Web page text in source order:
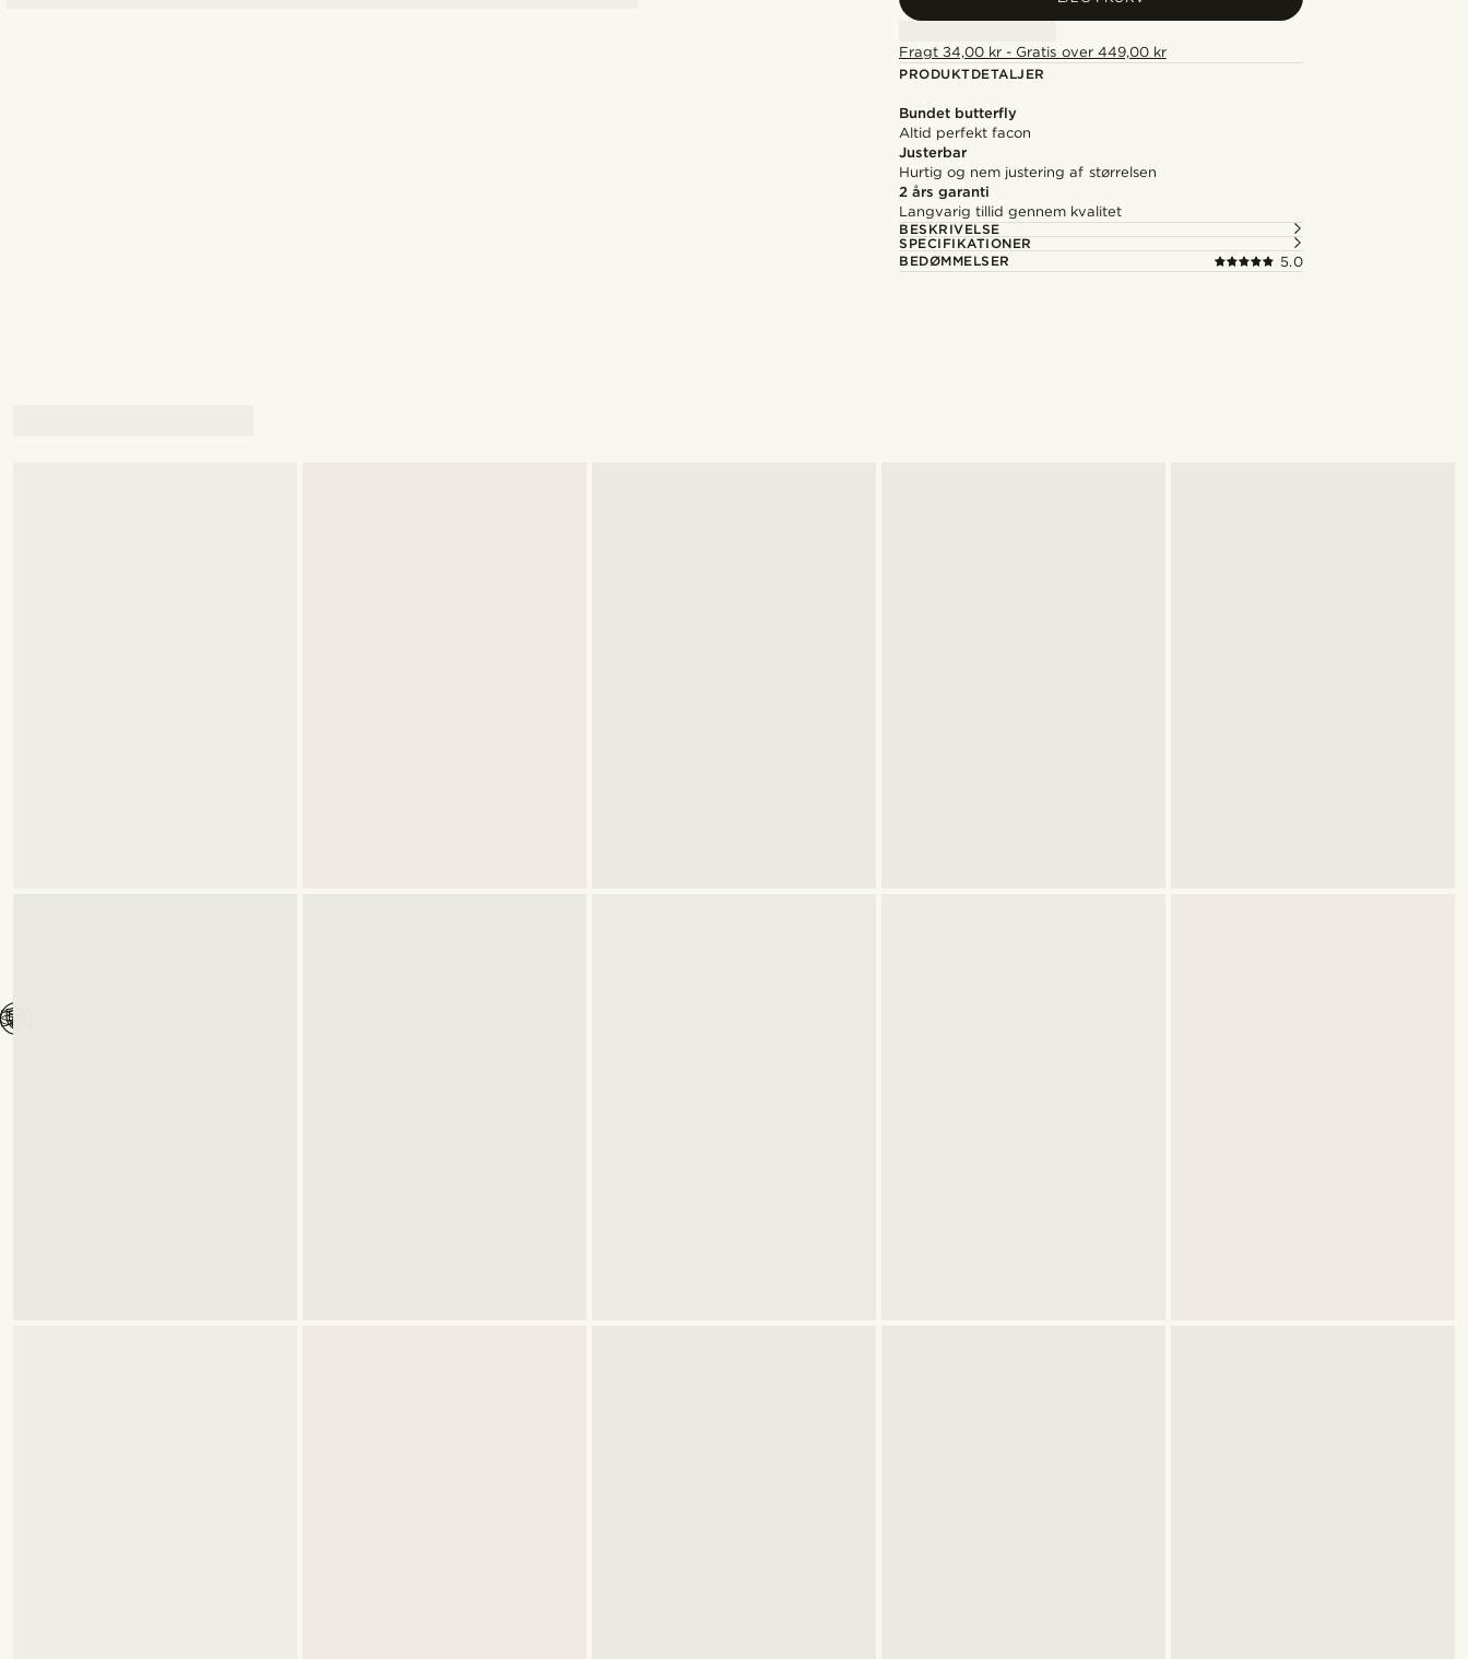
Fragt 34,00 kr - Gratis over 449,00 kr
PRODUKTDETALJER
Bundet butterfly
Altid perfekt facon
Justerbar
Hurtig og nem justering af størrelsen
2 års garanti
Langvarig tillid gennem kvalitet
BESKRIVELSE
SPECIFIKATIONER
BEDØMMELSER
5.0